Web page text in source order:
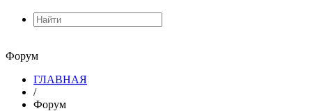
Форум
ГЛАВНАЯ
/
Форум